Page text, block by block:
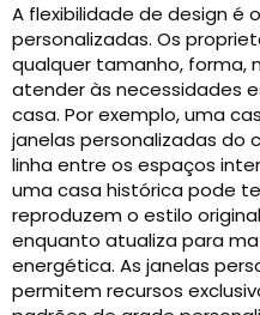
A flexibilidade de design é
personalizadas. Os
qualquer tamanho, forma,
atender às necessidades
casa. Por exemplo, uma
janelas personalizadas do
linha entre os espaços
uma casa histórica pode
reproduzem o estilo
enquanto atualiza para
energética. As janelas
permitem recursos